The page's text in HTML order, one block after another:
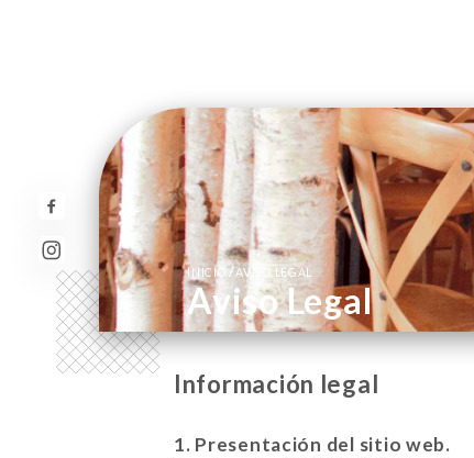
INICIO/AVISO LEGAL
Aviso Legal
Información legal
1. Presentación del sitio web.